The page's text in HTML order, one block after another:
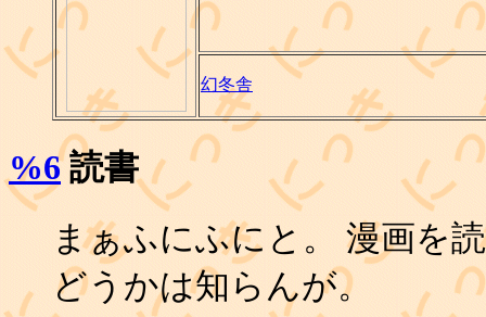
幻冬舎
%6読書
まぁふにふにと。 漫画を
どうかは知らんが。